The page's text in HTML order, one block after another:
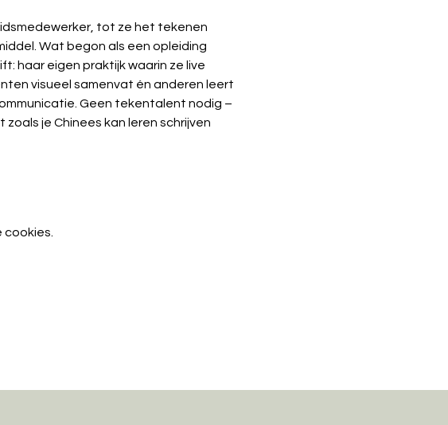
tot ze het tekenen
Wat begon als een opleiding
haar eigen praktijk waarin ze live
visueel samenvat én anderen leert
Geen tekentalent nodig –
je Chinees kan leren schrijven